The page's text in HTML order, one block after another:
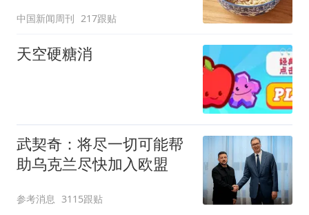
中国新闻周刊 217跟贴
天空硬糖消
武契奇：将尽一切可能帮
助乌克兰尽快加入欧盟
参考消息 3115跟贴